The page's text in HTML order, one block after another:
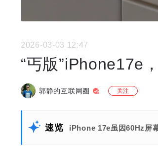
2026-03-03 12:47
“丐版”iPhone17e
郭静的互联网圈 关注
速览 iPhone 17e虽因60Hz屏